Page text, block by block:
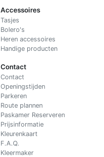
Accessoires
Tasjes
Bolero's
Heren accessoires
Handige producten
Contact
Contact
Openingstijden
Parkeren
Route plannen
Paskamer Reserveren
Prijsinformatie
Kleurenkaart
F.A.Q.
Kleermaker